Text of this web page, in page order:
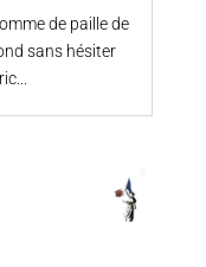
de paille de
sans hésiter